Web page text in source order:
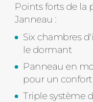
Points forts de la
Janneau :
Six chambres
le dormant
Panneau en
pour un
Triple système